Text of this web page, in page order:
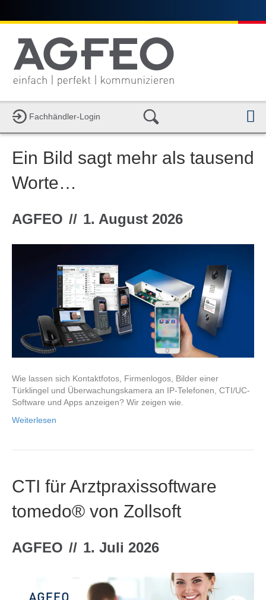
v
Fachhändler-Login
Ein Bild sagt mehr als tausend
Worte…
AGFEO // 1. August 2026
Wie lassen sich Kontaktfotos, Firmenlogos, Bilder einer
Türklingel und Überwachungskamera an IP-Telefonen, CTI/UC-
Software und Apps anzeigen? Wir zeigen wie.
Weiterlesen
CTI für Arztpraxissoftware
tomedo® von Zollsoft
AGFEO // 1. Juli 2026